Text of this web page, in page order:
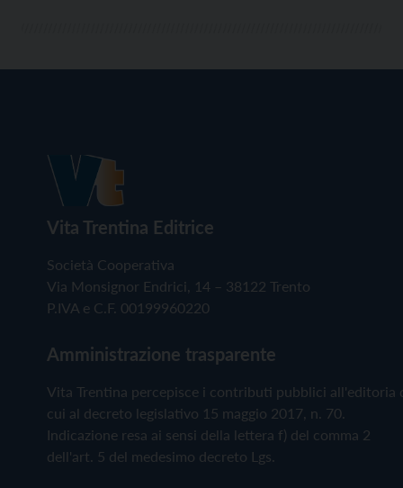
Vita Trentina Editrice
Società Cooperativa
Via Monsignor Endrici, 14 – 38122 Trento
P.IVA e C.F. 00199960220
Amministrazione trasparente
Vita Trentina percepisce i contributi pubblici all'editoria
cui al decreto legislativo 15 maggio 2017, n. 70.
Indicazione resa ai sensi della lettera f) del comma 2
dell'art. 5 del medesimo decreto Lgs.